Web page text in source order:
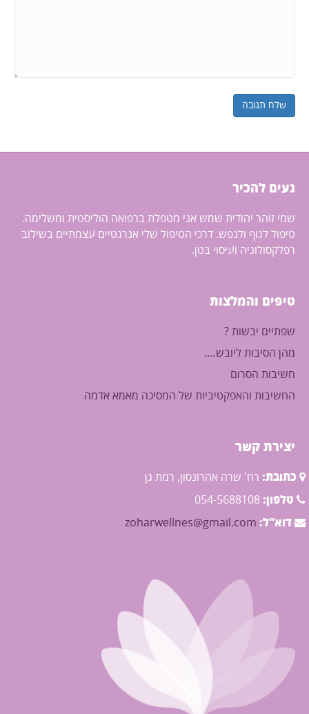
נעים להכיר
שמי זוהר יהודית שמש אני מטפלת ברפואה הוליסטית ומשלימה.
טיפול לגוף ולנפש. דרכי הטיפול שלי אנרגטיים עצמתיים בשילוב
רפלקסולוגיה ועיסוי בטן.
טיפים והמלצות
שפתיים יבשות ?
מהן הסיבות ליובש….
חשיבות הסרום
החשיבות והאפקטיביות של המסיכה מאמא אדמה
יצירת קשר
כתובת: רח' שרה אהרונסון, רמת גן
טלפון: 054-5688108
דוא"ל: zoharwellnes@gmail.com